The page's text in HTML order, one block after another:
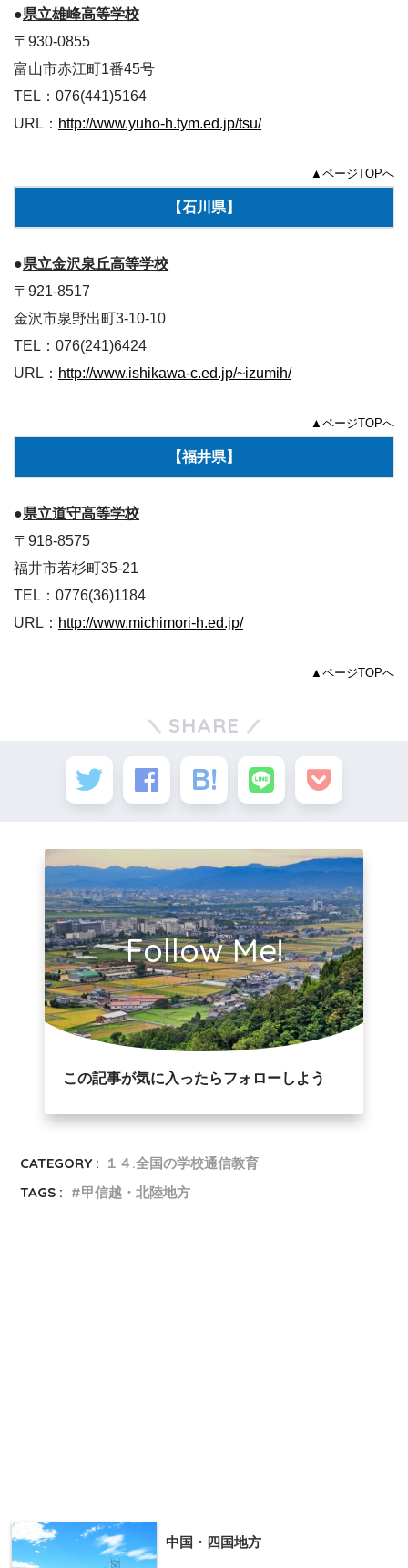
●県立雄峰高等学校
〒930-0855
富山市赤江町1番45号
TEL：076(441)5164
URL： http://www.yuho-h.tym.ed.jp/tsu/
▲ページTOPへ
【石川県】
●県立金沢泉丘高等学校
〒921-8517
金沢市泉野出町3-10-10
TEL：076(241)6424
URL： http://www.ishikawa-c.ed.jp/~izumih/
▲ページTOPへ
【福井県】
●県立道守高等学校
〒918-8575
福井市若杉町35-21
TEL：0776(36)1184
URL： http://www.michimori-h.ed.jp/
▲ページTOPへ
SHARE
Follow Me!
この記事が気に入ったらフォローしよう
CATEGORY : １４.全国の学校通信教育
TAGS :
甲信越・北陸地方
中国・四国地方